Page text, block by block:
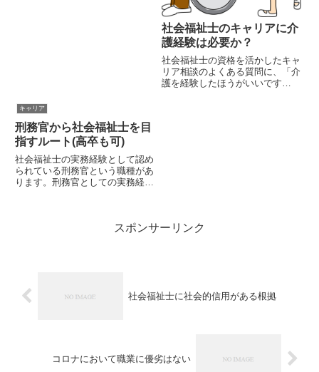
社会福祉士のキャリアに介
護経験は必要か？
社会福祉士の資格を活かしたキャ
リア相談のよくある質問に、「介
護を経験したほうがいいです
キャリア
刑務官から社会福祉士を目
指すルート(高卒も可)
社会福祉士の実務経験として認め
られている刑務官という職種があ
ります。刑務官としての実務経験
成施設の入学資格が与えられるのスポンサーリンク
社会福祉士に社会的信用がある根拠
コロナにおいて職業に優劣はない